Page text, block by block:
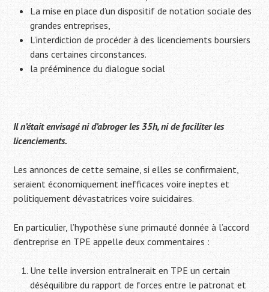
La mise en place d’un dispositif de notation sociale des
grandes entreprises,
L’interdiction de procéder à des licenciements boursiers
dans certaines circonstances.
la prééminence du dialogue social
Il n’était envisagé ni d’abroger les 35h, ni de faciliter les
licenciements.
Les annonces de cette semaine, si elles se confirmaient,
seraient économiquement inefficaces voire ineptes et
politiquement dévastatrices voire suicidaires.
En particulier, l’hypothèse s’une primauté donnée à l’accord
d’entreprise en TPE appelle deux commentaires :
Une telle inversion entraînerait en TPE un certain
déséquilibre du rapport de forces entre le patronat et